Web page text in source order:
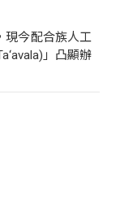
現今配合族人工
」凸顯辦